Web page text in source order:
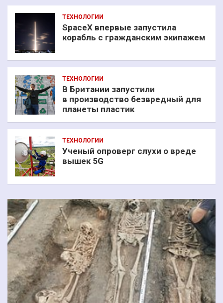
ТЕХНОЛОГИИ
SpaceX впервые запустила
корабль с гражданским экипажем
ТЕХНОЛОГИИ
В Британии запустили
в производство безвредный для
планеты пластик
ТЕХНОЛОГИИ
Ученый опроверг слухи о вреде
вышек 5G